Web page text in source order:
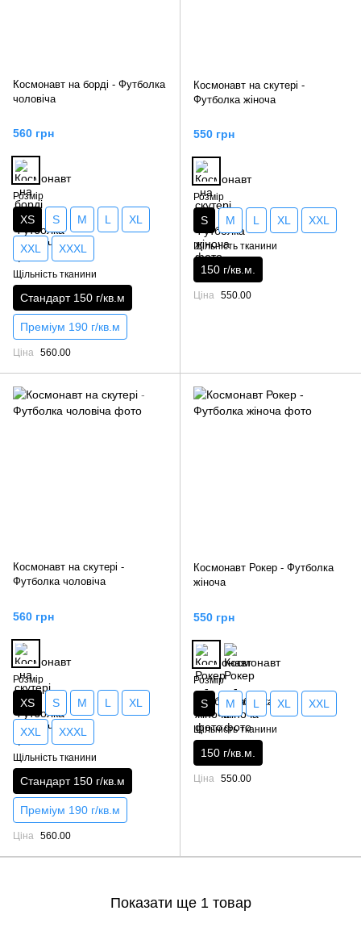
Космонавт на борді - Футболка
чоловіча
560 грн
Розмір
XS S M L XL
XXL XXXL
Щільність тканини
Стандарт 150 г/кв.м
Преміум 190 г/кв.м
Ціна 560.00
Космонавт на скутері -
Футболка жіноча
550 грн
Розмір
S M L XL XXL
Щільність тканини
150 г/кв.м.
Ціна 550.00
Космонавт на скутері -
Футболка чоловіча
560 грн
Розмір
XS S M L XL
XXL XXXL
Щільність тканини
Стандарт 150 г/кв.м
Преміум 190 г/кв.м
Ціна 560.00
Космонавт Рокер - Футболка
жіноча
550 грн
Розмір
S M L XL XXL
Щільність тканини
150 г/кв.м.
Ціна 550.00
Показати ще 1 товар